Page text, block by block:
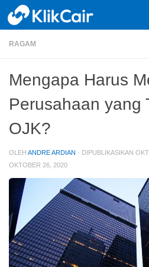
Skip to content
RAGAM
Mengapa Harus
Perusahaan yang
OJK?
OLEH ANDRE ARDIAN · DIPUBLIKASIKAN
OKTOBER 26, 2020